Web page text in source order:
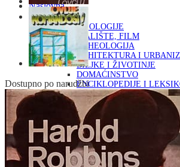
Naslovna
KNJIGE
OD ARHEOLOGIJE
DO KAZALIŠTE, FILM
ARHEOLOGIJA
ARHITEKTURA I
BILJKE I ŽIVOTINJE
DOMAĆINSTVO
ENCIKLOPEDIJE I
ETNOLOGIJA
FILOZOFIJA,
FOTOGRAFIJA
GLAZBENA UMJETNOST
KAZALIŠTE, FILM
OD KNJIŽEVNOST
DO RELIGIJA
KNJIŽEVNOST
Dostupno po narudžbi